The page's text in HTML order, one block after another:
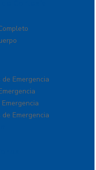
Cortesía
Emergencia
Emergencia